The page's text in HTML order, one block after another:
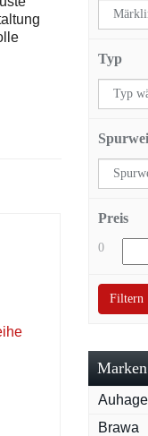
Typ
Preis
0
Filtern
Marken
Brawa